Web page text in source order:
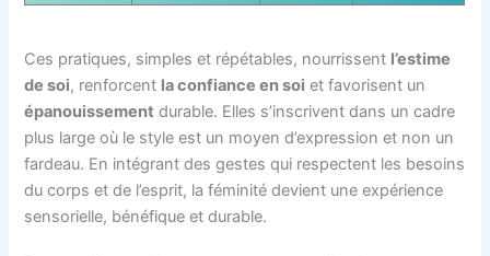
Ces pratiques, simples et répétables, nourrissent l’estime
de soi, renforcent la confiance en soi et favorisent un
épanouissement durable. Elles s’inscrivent dans un cadre
plus large où le style est un moyen d’expression et non un
fardeau. En intégrant des gestes qui respectent les besoins
du corps et de l’esprit, la féminité devient une expérience
sensorielle, bénéfique et durable.